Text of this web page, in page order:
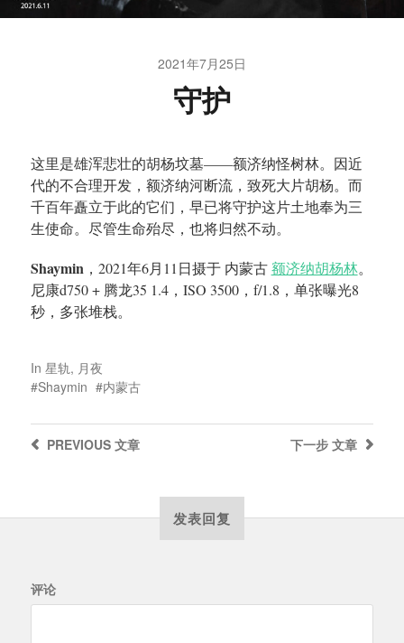
2021年7月25日
守护
这里是雄浑悲壮的胡杨坟墓——额济纳怪树林。因近
代的不合理开发，额济纳河断流，致死大片胡杨。而
千百年矗立于此的它们，早已将守护这片土地奉为三
生使命。尽管生命殆尽，也将归然不动。
Shaymin，2021年6月11日摄于 内蒙古额济纳胡杨林。
尼康d750 + 腾龙35 1.4，ISO 3500，f/1.8，单张曝光8
秒，多张堆栈。
In 星轨, 月夜
Shaymin
内蒙古
下一步 文章
PREVIOUS文章
发表回复
评论